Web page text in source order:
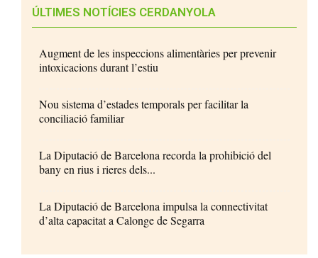
ÚLTIMES NOTÍCIES CERDANYOLA
Augment de les inspeccions alimentàries per prevenir
intoxicacions durant l’estiu
Nou sistema d’estades temporals per facilitar la
conciliació familiar
La Diputació de Barcelona recorda la prohibició del
bany en rius i rieres dels...
La Diputació de Barcelona impulsa la connectivitat
d’alta capacitat a Calonge de Segarra